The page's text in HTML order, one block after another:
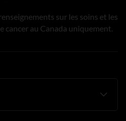
sur les soins et les
cancer au Canada uniquement.